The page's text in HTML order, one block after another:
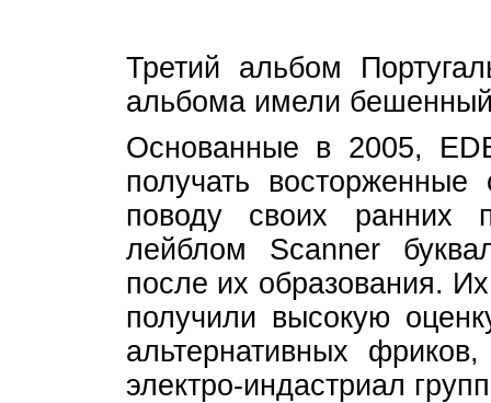
Третий альбом
альбома имели
Основанные в 2005,
получать
поводу своих ранних
лейблом Scanner
после их образования.
получили высокую
альтернативных
электро-индастриал